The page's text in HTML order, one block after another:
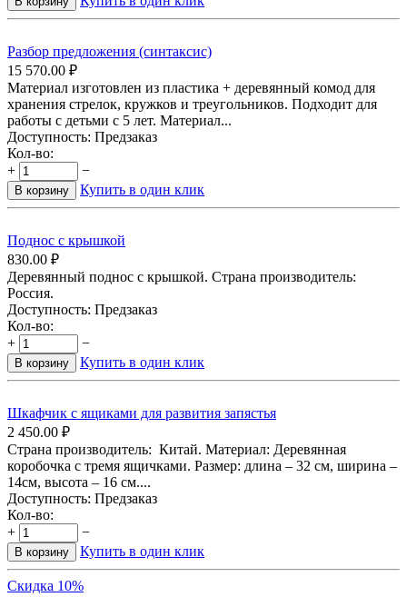
Разбор предложения (синтаксис)
15 570.00 ₽
Материал изготовлен из пластика + деревянный комод для
хранения стрелок, кружков и треугольников. Подходит для
работы с детьми с 5 лет. Материал...
Доступность: Предзаказ
Кол-во:
+
−
В корзину Купить в один клик
Поднос с крышкой
830.00 ₽
Деревянный поднос с крышкой. Страна производитель:
Россия.
Доступность: Предзаказ
Кол-во:
+
−
В корзину Купить в один клик
Шкафчик с ящиками для развития запястья
2 450.00 ₽
Страна производитель: Китай. Материал: Деревянная
коробочка с тремя ящичками. Размер: длина – 32 см, ширина –
14см, высота – 16 см....
Доступность: Предзаказ
Кол-во:
+
−
В корзину Купить в один клик
Скидка 10%